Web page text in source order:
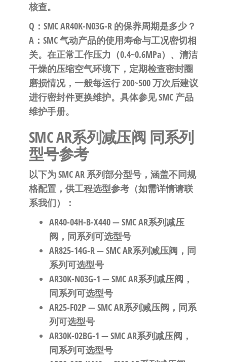
核查。
Q：SMC AR40K-N03G-R 的保养周期是多少？
A：SMC 气动产品的使用寿命与工况密切相
关。在正常工作压力（0.4~0.6MPa）、清洁
干燥的压缩空气环境下，定期检查密封圈
磨损情况，一般每运行 200~500 万次后建议
进行密封件更换维护。具体参见 SMC 产品
维护手册。
SMC AR系列减压阀 同系列
型号参考
以下为 SMC AR 系列部分型号，涵盖不同规
格配置，供工程选型参考（如需详情请联
系我们）：
AR40-04H-B-X440— SMC AR系列减压
阀，同系列可选型号
AR825-14G-R— SMC AR系列减压阀，同
系列可选型号
AR30K-N03G-1 — SMC AR系列减压阀，
同系列可选型号
AR25-F02P — SMC AR系列减压阀，同系
列可选型号
AR30K-02BG-1 — SMC AR系列减压阀，
同系列可选型号